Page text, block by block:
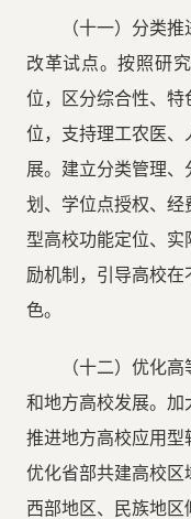
（十一）分类
改革试点。按照研
位，区分综合性、特
位，支持理工农医、
展。建立分类管理
划、学位点授权、经
型高校功能定位、
励机制，引导高校
色。
（十二）优化
和地方高校发展。加
推进地方高校应用型
优化省部共建高校区
西部地区、民族地